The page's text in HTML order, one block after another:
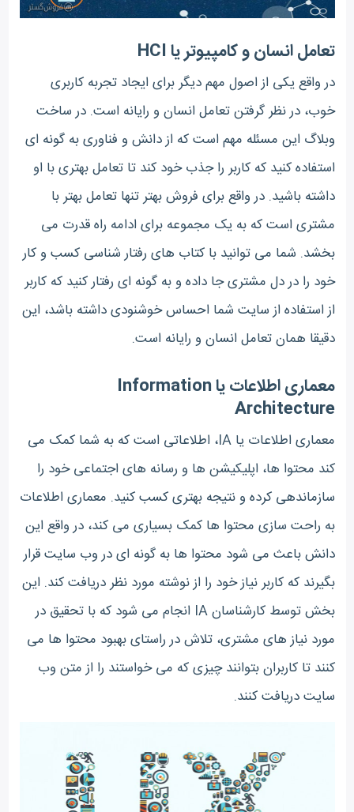
تعامل انسان و کامپیوتر یا HCI
در واقع یکی از اصول مهم دیگر برای ایجاد تجربه کاربری
خوب، در نظر گرفتن تعامل انسان و رایانه است. در ساخت
وبلاگ این مسئله مهم است که از دانش و فناوری به گونه ای
استفاده کنید که کاربر را جذب خود کند تا تعامل بهتری با او
داشته باشید. در واقع برای فروش بهتر تنها تعامل بهتر با
مشتری است که به یک مجموعه برای ادامه راه قدرت می
بخشد. شما می توانید با کتاب های رفتار شناسی کسب و کار
خود را در دل مشتری جا داده و به گونه ای رفتار کنید که کاربر
از استفاده از سایت شما احساس خوشنودی داشته باشد، این
دقیقا همان تعامل انسان و رایانه است.
معماری اطلاعات یا Information
Architecture
معماری اطلاعات یا IA، اطلاعاتی است که به شما کمک می
کند محتوا ها، اپلیکیشن ها و رسانه های اجتماعی خود را
سازماندهی کرده و نتیجه بهتری کسب کنید. معماری اطلاعات
به راحت سازی محتوا ها کمک بسیاری می کند، در واقع این
دانش باعث می شود محتوا ها به گونه ای در وب سایت قرار
بگیرند که کاربر نیاز خود را از نوشته مورد نظر دریافت کند. این
بخش توسط کارشناسان IA انجام می شود که با تحقیق در
مورد نیاز های مشتری، تلاش در راستای بهبود محتوا ها می
کنند تا کاربران بتوانند چیزی که می خواستند را از متن وب
سایت دریافت کنند.